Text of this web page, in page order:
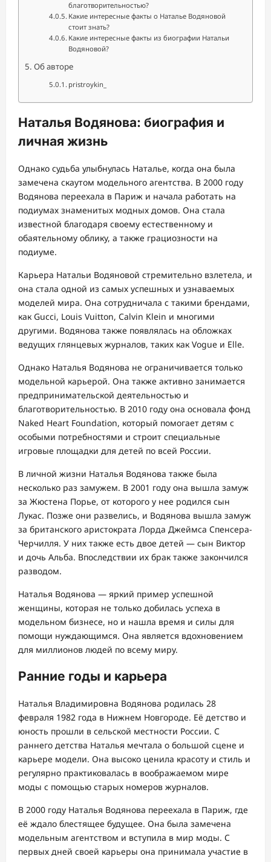
благотворительностью?
Какие интересные факты о Наталье Водяновой
стоит знать?
Какие интересные факты из биографии Натальи
Водяновой?
Об авторе
pristroykin_
Наталья Водянова: биография и
личная жизнь
Однако судьба улыбнулась Наталье, когда она была
замечена скаутом модельного агентства. В 2000 году
Водянова переехала в Париж и начала работать на
подиумах знаменитых модных домов. Она стала
известной благодаря своему естественному и
обаятельному облику, а также грациозности на
подиуме.
Карьера Натальи Водяновой стремительно взлетела, и
она стала одной из самых успешных и узнаваемых
моделей мира. Она сотрудничала с такими брендами,
как Gucci, Louis Vuitton, Calvin Klein и многими
другими. Водянова также появлялась на обложках
ведущих глянцевых журналов, таких как Vogue и Elle.
Однако Наталья Водянова не ограничивается только
модельной карьерой. Она также активно занимается
предпринимательской деятельностью и
благотворительностью. В 2010 году она основала фонд
Naked Heart Foundation, который помогает детям с
особыми потребностями и строит специальные
игровые площадки для детей по всей России.
В личной жизни Наталья Водянова также была
несколько раз замужем. В 2001 году она вышла замуж
за Жюстена Порье, от которого у нее родился сын
Лукас. Позже они развелись, и Водянова вышла замуж
за британского аристократа Лорда Джеймса Спенсера-
Черчилля. У них также есть двое детей — сын Виктор
и дочь Альба. Впоследствии их брак также закончился
разводом.
Наталья Водянова — яркий пример успешной
женщины, которая не только добилась успеха в
модельном бизнесе, но и нашла время и силы для
помощи нуждающимся. Она является вдохновением
для миллионов людей по всему миру.
Ранние годы и карьера
Наталья Владимировна Водянова родилась 28
февраля 1982 года в Нижнем Новгороде. Её детство и
юность прошли в сельской местности России. С
раннего детства Наталья мечтала о большой сцене и
карьере модели. Она высоко ценила красоту и стиль и
регулярно практиковалась в воображаемом мире
моды с помощью старых номеров журналов.
В 2000 году Наталья Водянова переехала в Париж, где
её ждало блестящее будущее. Она была замечена
модельным агентством и вступила в мир моды. С
первых дней своей карьеры она принимала участие в